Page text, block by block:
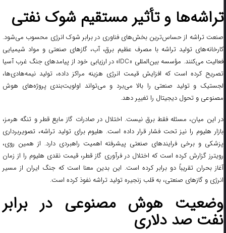
تراشه‌ها و تأثیر مستقیم شوک نفتی
صنعت تراشه از حساس‌ترین بخش‌های فناوری در برابر شوک انرژی محسوب می‌شود.
کارخانه‌های تولید تراشه با مصرف عظیم برق، آب، گازهای صنعتی و مواد شیمیایی
فعالیت می‌کنند. مؤسسه بین‌المللی «IDC» در ارزیابی خود از پیامدهای جنگ غرب آسیا
تصریح کرده است که افزایش قیمت انرژی هزینه مراکز داده، تولید نیمه‌هادی‌ها،
لجستیک و تولید صنعتی را بالا می‌برد و می‌تواند اولویت‌بندی پروژه‌های هوش
مصنوعی و تحول دیجیتال را تغییر دهد.
در این میان، مسئله فقط برق نیست. اختلال در صادرات گاز مایع قطر و تنگه هرمز،
بازار هلیوم را نیز تحت فشار قرار داده است. هلیوم برای تولید تراشه، تصویربرداری
پزشکی و برخی فرایندهای صنعتی پیشرفته اهمیت راهبردی دارد. از همین روی،
رویترز گزارش کرده است که اختلال در فرآوری گاز قطر، قیمت نقدی هلیوم را از زمان
آغاز بحران تقریباً دو برابر کرده است. این بدین معنا است که جنگ ایران از مسیر
انرژی و گازهای صنعتی، به قلب زنجیره تولید تراشه نفوذ کرده است.
وضعیت هوش مصنوعی در برابر
نفت صد دلاری